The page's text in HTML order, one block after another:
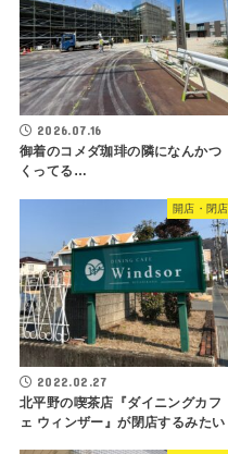
2026.07.16
御着のコメダ珈琲の隣になんかつ
くってる…
開店・閉店
2022.02.27
北平野の喫茶店『ダイニングカフ
ェ ウィンザー』が閉店するみたい